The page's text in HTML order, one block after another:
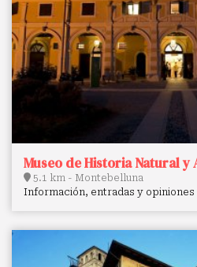
Museo de Historia Natural
5.1 km - Montebelluna
Información, entradas y opiniones